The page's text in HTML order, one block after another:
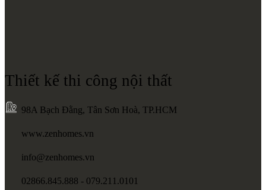
Thiết kế thi công nội thất
98A Bạch Đằng, Tân Sơn Hoà, TP.HCM
www.zenhomes.vn
info@zenhomes.vn
02866.845.888 - 079.211.0101